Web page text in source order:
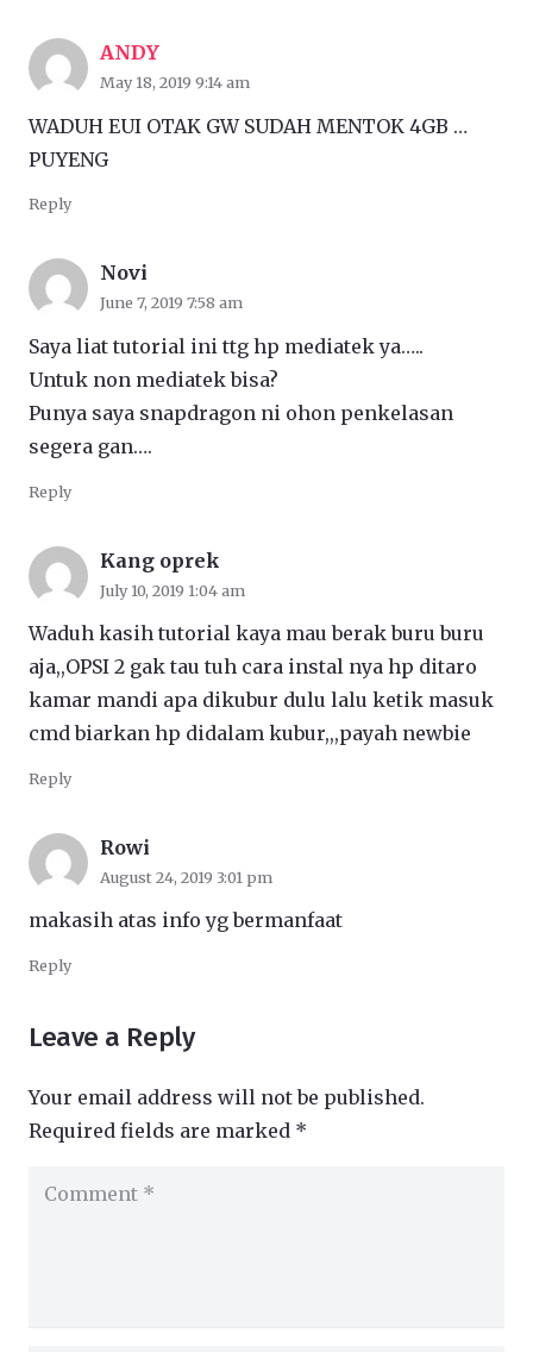
ANDY
May 18, 2019 9:14 am
WADUH EUI OTAK GW SUDAH MENTOK 4GB …
PUYENG
Reply
Novi
June 7, 2019 7:58 am
Saya liat tutorial ini ttg hp mediatek ya…..
Untuk non mediatek bisa?
Punya saya snapdragon ni ohon penkelasan
segera gan….
Reply
Kang oprek
July 10, 2019 1:04 am
Waduh kasih tutorial kaya mau berak buru buru
aja,,OPSI 2 gak tau tuh cara instal nya hp ditaro
kamar mandi apa dikubur dulu lalu ketik masuk
cmd biarkan hp didalam kubur,,,payah newbie
Reply
Rowi
August 24, 2019 3:01 pm
makasih atas info yg bermanfaat
Reply
Leave a Reply
Your email address will not be published.
Required fields are marked *